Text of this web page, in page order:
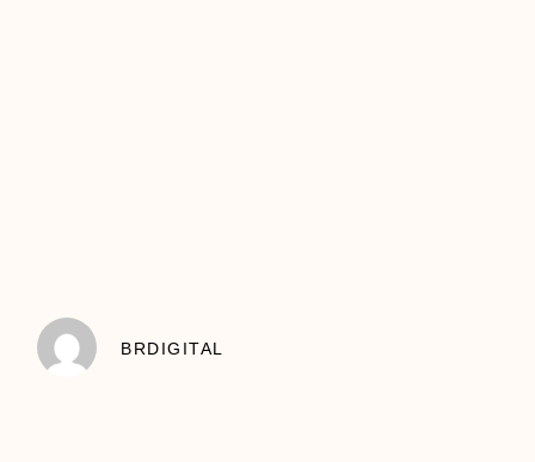
BRDIGITAL